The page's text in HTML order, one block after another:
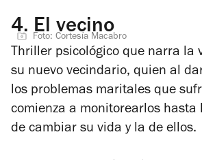
4. El vecino
Foto: Cortesía Macabro
Thriller psicológico que narra la
su nuevo vecindario, quien al
los problemas maritales que
comienza a monitorearlos hasta
de cambiar su vida y la de ellos.